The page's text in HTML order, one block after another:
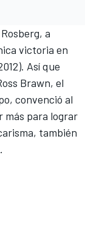
, a
victoria en
Así que
Brawn, el
convenció al
más para lograr
también